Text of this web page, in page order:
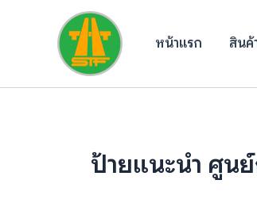
หน้าแรก สินค้
ป้ายแนะนำ ศูนย์